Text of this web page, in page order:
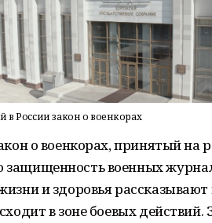
России закон о военкорах
о военкорах, принятый
защищенность военных
и здоровья
в зоне боевых действий.